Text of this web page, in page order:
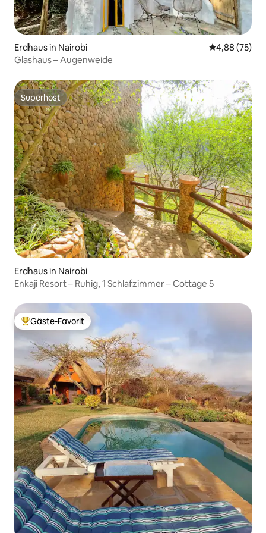
Erdhaus in Nairobi
4,88 (75)
Glashaus – Augenweide
Superhost
Superhost
Erdhaus in Nairobi
Enkaji Resort – Ruhig, 1 Schlafzimmer – Cottage 5
Beliebter Gäste-Favorit.
Gäste-Favorit